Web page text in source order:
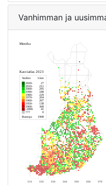
Vanhimman ja